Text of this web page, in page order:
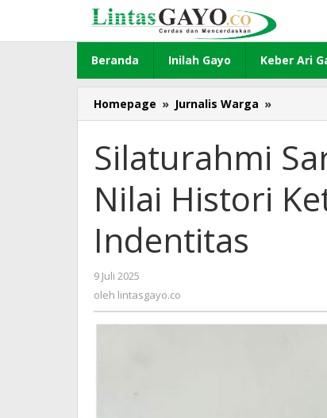
konten
Beranda Inilah Gayo Keber Ari
Homepage » Jurnalis Warga »
Sara
Perbaiki
Nilai
Histori
Keturunan
Silaturahmi
Nilai Histori
Indentitas
9 Juli 2025
lintasgayo.co
oleh lintasgayo.co